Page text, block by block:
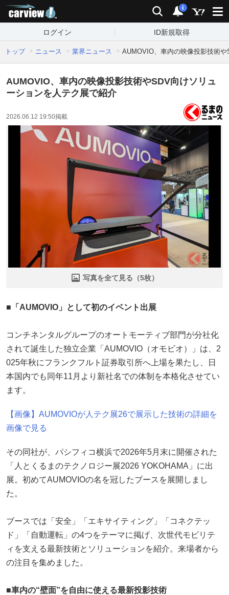
検索 通知
i
ログイン ID新規取得
トップ ニュース 業界ニュース AUMOVIO、車内の映像投影技術
AUMOVIO、車内の映像投影技術やSDV向けソリュ
ーションを人テク展で紹介
2026.06.12 19:50掲載
写真を全て見る（5枚）
■「AUMOVIO」として初のイベント出展
コンチネンタルグループのオートモーティブ部門が分社化
されて誕生した独立企業「AUMOVIO（オモビオ）」は、2
025年秋にフランクフルト証券取引所へ上場を果たし、日
本国内でも同年11月より新社名での体制を本格化させてい
ます。
【画像】AUMOVIOが人テク展26で展示した技術の詳細を
画像で見る
その同社が、パシフィコ横浜で2026年5月末に開催された
「人とくるまのテクノロジー展2026 YOKOHAMA」に出
展。初めてAUMOVIOの名を冠したブースを展開しまし
た。
ブースでは「安全」「エキサイティング」「コネクテッ
ド」「自動運転」の4つをテーマに掲げ、次世代モビリテ
ィを支える最新技術とソリューションを紹介。来場者から
の注目を集めました。
■車内の“壁面”を自由に使える最新投影技術